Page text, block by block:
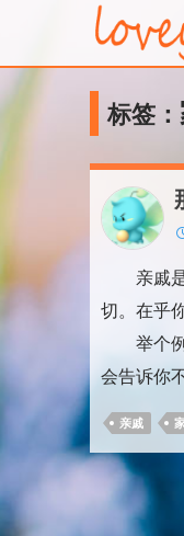
标签：
亲戚是
切。在乎
举个例
会告诉你
亲戚